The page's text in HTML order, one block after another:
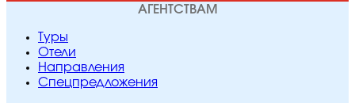
АГЕНТСТВАМ
Туры
Отели
Направления
Спецпредложения